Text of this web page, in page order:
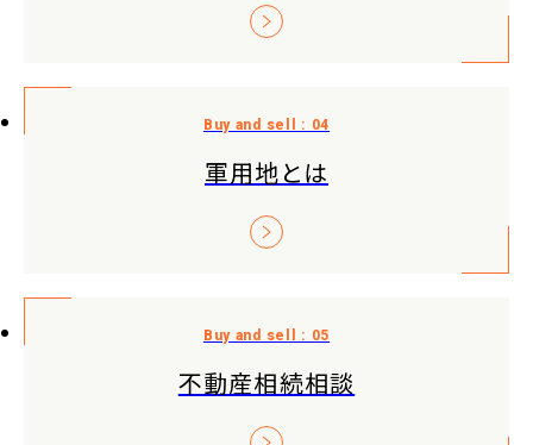
軍用地とは
不動産相続相談